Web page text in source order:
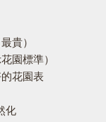
貴）
園標準）
花園表
化